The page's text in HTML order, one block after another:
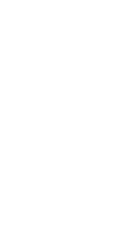
2025...
DUNIA...